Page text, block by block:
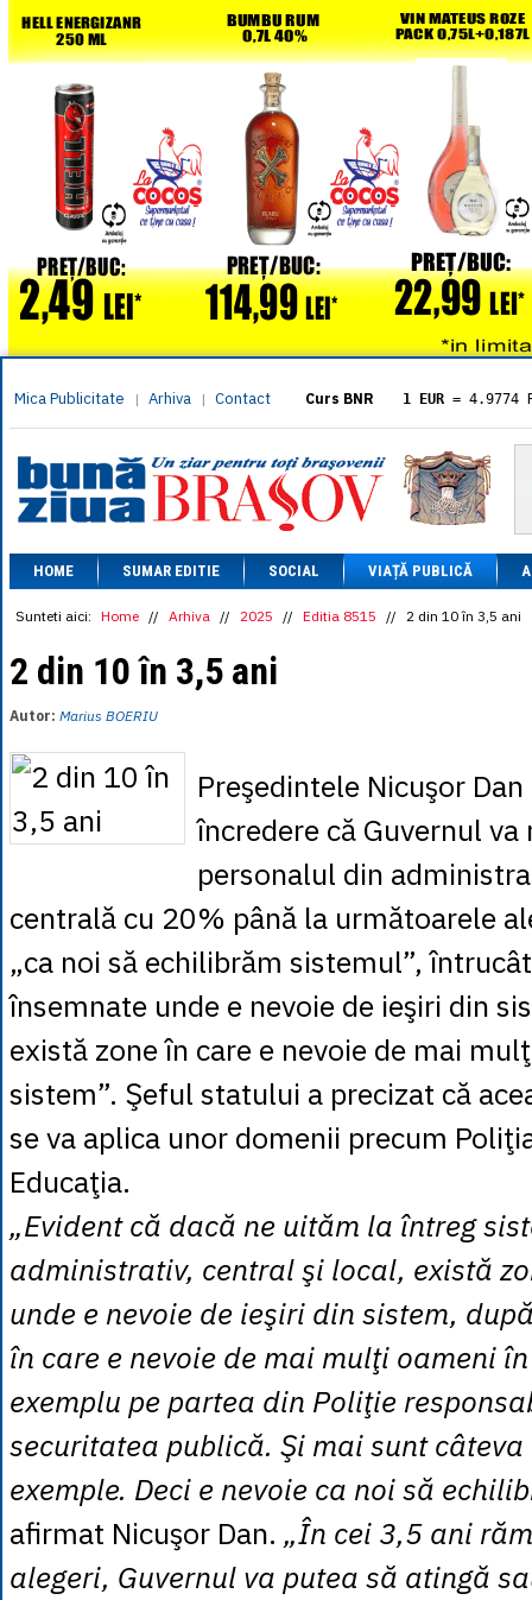
Mica Publicitate | Arhiva | Contact Curs BNR 1 EUR = 4.9774
= 5.8304
1 XAU= 464.4611
1 AED= 1.1933
1 AUD= 2.7957
1 BGN= 2.5449
1 CAD= 3.1559
1 CHF= 5.2813
1 CNY= 0.6015
1 MDL= 0.2538
1 MXN
1 NOK= 0.4191
1 PLN= 1.1646
1 RUB = 0.0530
1 SEK= 0.4526
1 TRY= 0.1141
1 UAH = 0.1048
1 XDR
= 5.9383
1 ZAR = 0.2318
HOME SUMAR EDITIE SOCIAL VIAȚĂ PUBLICĂ
Sunteti aici: Home // Arhiva // 2025 // Editia 8515 // 2 din 10 în 3,5 ani
2 din 10 în 3,5 ani
Autor: Marius BOERIU
Preşedintele Nicuşor
încredere că Guvernul va
personalul din
centrală cu 20% până la următoarele
„ca noi să echilibrăm sistemul”,
însemnate unde e nevoie de ieşiri din
există zone în care e nevoie de mai
sistem”. Şeful statului a precizat că
se va aplica unor domenii precum
Educaţia.
„Evident că dacă ne uităm la întreg
administrativ, central şi local, există
unde e nevoie de ieşiri din sistem,
în care e nevoie de mai mulţi oameni
exemplu pe partea din Poliţie
securitatea publică. Şi mai sunt
exemple. Deci e nevoie ca noi să
afirmat Nicuşor Dan. „În cei 3,5 ani
alegeri, Guvernul va putea să atingă